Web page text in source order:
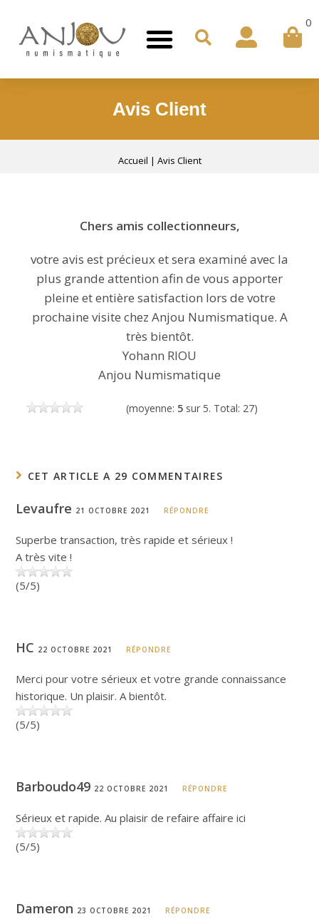
0
Avis Client
Accueil | Avis Client
Chers amis collectionneurs,
votre avis est précieux et sera examiné avec la
plus grande attention afin de vous apporter
pleine et entière satisfaction lors de votre
prochaine visite chez Anjou Numismatique. A
très bientôt.
Yohann RIOU
Anjou Numismatique
(moyenne: 5sur 5. Total: 27)
CET ARTICLE A 29 COMMENTAIRES
Levaufre 21 OCTOBRE 2021 RÉPONDRE
Superbe transaction, très rapide et sérieux !
A très vite !
(5/5)
HC 22 OCTOBRE 2021 RÉPONDRE
Merci pour votre sérieux et votre grande connaissance
historique. Un plaisir. A bientôt.
(5/5)
Barboudo49 22 OCTOBRE 2021 RÉPONDRE
Sérieux et rapide. Au plaisir de refaire affaire ici
(5/5)
Dameron 23 OCTOBRE 2021 RÉPONDRE